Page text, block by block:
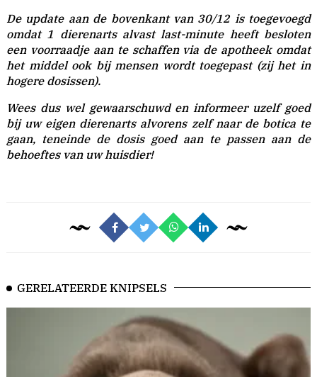
De update aan de bovenkant van 30/12 is toegevoegd
omdat 1 dierenarts alvast last-minute heeft besloten
een voorraadje aan te schaffen via de apotheek omdat
het middel ook bij mensen wordt toegepast (zij het in
hogere dosissen).
Wees dus wel gewaarschuwd en informeer uzelf goed
bij uw eigen dierenarts alvorens zelf naar de botica te
gaan, teneinde de dosis goed aan te passen aan de
behoeftes van uw huisdier!
GERELATEERDE KNIPSELS